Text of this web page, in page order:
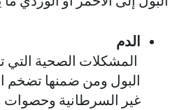
الدم
المشكلات الصحية
البول ومن ضمنها تضخم
غير السرطانية وحصوات